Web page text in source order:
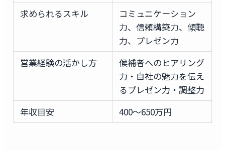
求められるスキル
コミュニケーション
力、信頼構築力、傾聴
力、プレゼン力
営業経験の活かし方
候補者へのヒアリング
力・自社の魅力を伝え
るプレゼン力・調整力
年収目安
400〜650万円